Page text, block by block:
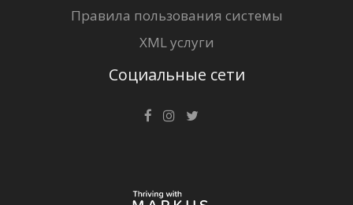
Правила пользования системы
XML услуги
Социальные сети